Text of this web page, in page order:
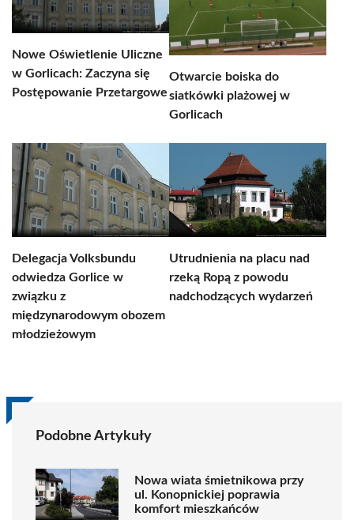
Nowe Oświetlenie Uliczne
w Gorlicach: Zaczyna się
Postępowanie Przetargowe
Otwarcie boiska do
siatkówki plażowej w
Gorlicach
Delegacja Volksbundu
odwiedza Gorlice w
związku z
międzynarodowym obozem
młodzieżowym
Utrudnienia na placu nad
rzeką Ropą z powodu
nadchodzących wydarzeń
Podobne Artykuły
Nowa wiata śmietnikowa przy
ul. Konopnickiej poprawia
komfort mieszkańców